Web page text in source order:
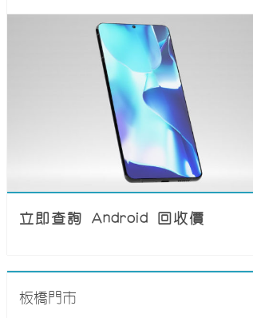
立即查詢 Android 回收價
板橋門市